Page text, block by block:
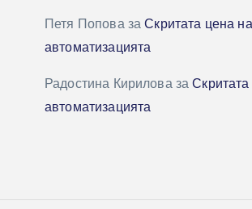
Петя ПоповазаСкритата цена на
автоматизацията
Радостина Кириловаза
автоматизацията